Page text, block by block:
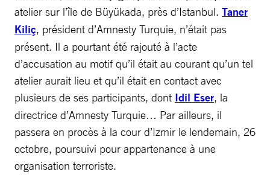
atelier sur l’île de Büyükada, près d’Istanbul. Taner
Kiliç, président d’Amnesty Turquie, n’était pas
présent. Il a pourtant été rajouté à l’acte
d’accusation au motif qu’il était au courant qu’un tel
atelier aurait lieu et qu’il était en contact avec
plusieurs de ses participants, dont Idil Eser, la
directrice d’Amnesty Turquie… Par ailleurs, il
passera en procès à la cour d’Izmir le lendemain, 26
octobre, poursuivi pour appartenance à une
organisation terroriste.